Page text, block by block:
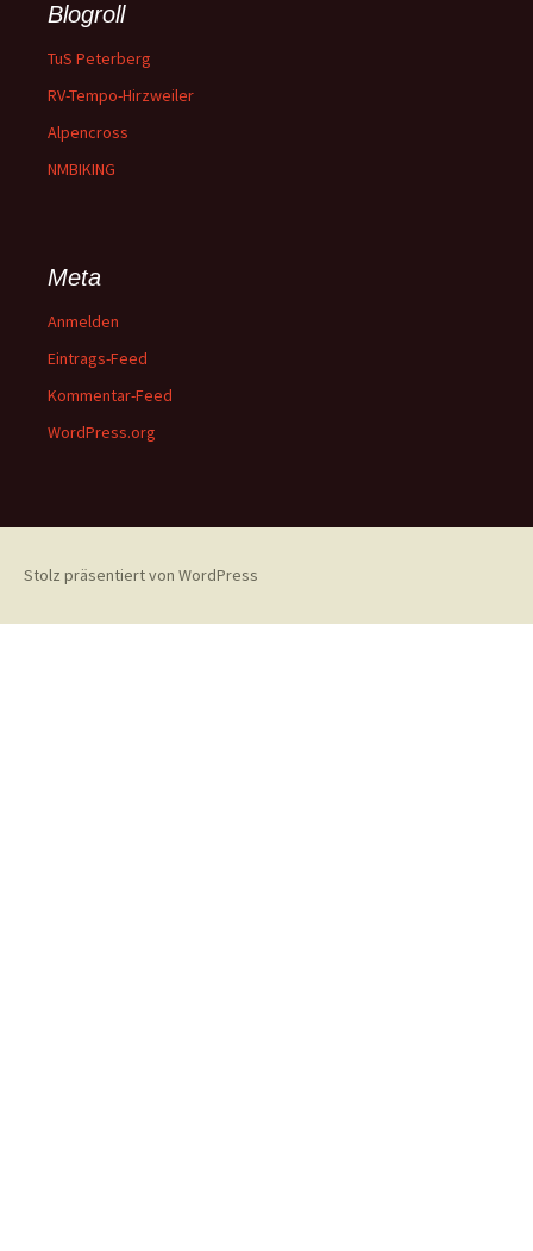
Blogroll
TuS Peterberg
RV-Tempo-Hirzweiler
Alpencross
NMBIKING
Meta
Anmelden
Eintrags-Feed
Kommentar-Feed
WordPress.org
Stolz präsentiert von WordPress